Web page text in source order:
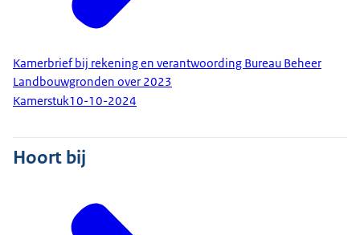
Kamerbrief bij rekening en verantwoording Bureau Beheer
Landbouwgronden over 2023
Kamerstuk10-10-2024
Hoort bij